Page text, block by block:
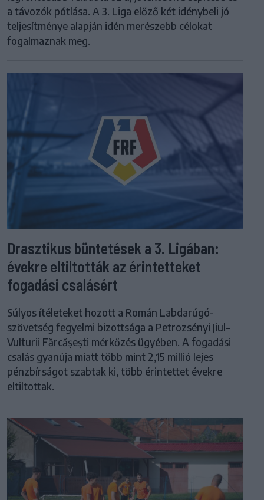
a távozók pótlása. A 3. Liga előző két idénybeli jó
teljesítménye alapján idén merészebb célokat
fogalmaznak meg.
Drasztikus büntetések a 3. Ligában:
évekre eltiltották az érintetteket
fogadási csalásért
Súlyos ítéleteket hozott a Román Labdarúgó-
szövetség fegyelmi bizottsága a Petrozsényi Jiul–
Vulturii Fărcășești mérkőzés ügyében. A fogadási
csalás gyanúja miatt több mint 2,15 millió lejes
pénzbírságot szabtak ki, több érintettet évekre
eltiltottak.